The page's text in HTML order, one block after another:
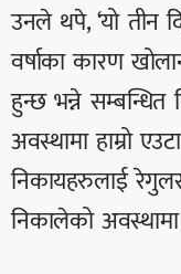
उनले थपे, ‘यो तीन
वर्षाका कारण
हुन्छ भन्ने
अवस्थामा हाम्रो
निकायहरुलाई
निकालेको